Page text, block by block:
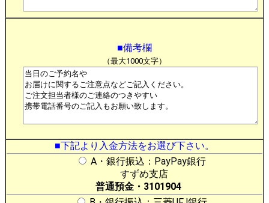
■備考欄
（最大1000文字）
■下記より入金方法をお選び下さい。
A・銀行振込：PayPay銀行
すずめ支店
普通預金・3101904